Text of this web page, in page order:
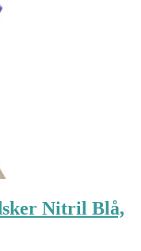
Nitril Blå,